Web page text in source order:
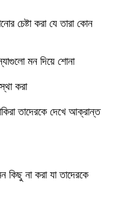
চেষ্টা করা যে তারা কোন
মন দিয়ে শোনা
করা
তাদেরকে দেখে আক্রান্ত
না করা যা তাদেরকে